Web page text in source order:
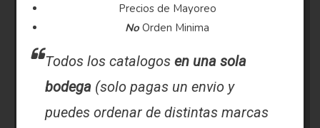
Precios de Mayoreo
No Orden Minima
Todos los catalogosen una sola
bodega (solo pagas un envio y
puedes ordenar de distintas marcas